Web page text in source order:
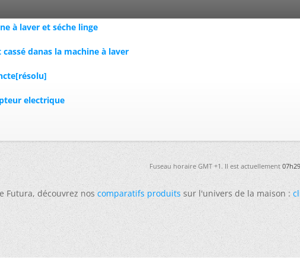
à laver et séche linge
danas la machine à laver
electrique
Fuseau horaire GMT +1. Il est actuellement07h29
Futura, découvrez noscomparatifs produitssur l'univers de la maison :